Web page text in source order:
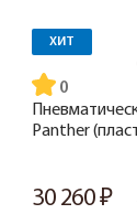
ХИТ
Panther
30 260